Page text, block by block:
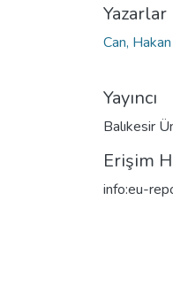
Yazarlar
Can, Hakan
Yayıncı
Balıkesir
Erişim
info:eu-